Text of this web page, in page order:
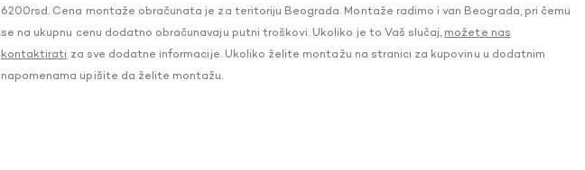
6200rsd. Cena montaže obračunata je za teritoriju Beograda. Montaže radimo i van Beograda, pri čemu
se na ukupnu cenu dodatno obračunavaju putni troškovi. Ukoliko je to Vaš slučaj, možete nas
kontaktirati za sve dodatne informacije. Ukoliko želite montažu na stranici za kupovinu u dodatnim
napomenama upišite da želite montažu.